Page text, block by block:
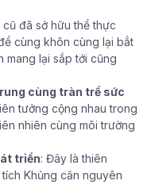
cũ đã sở hữu thể thực
cùng khôn cùng lại bắt
mang lại sắp tới cũng
cùng tràn trề sức
tưởng cộng nhau trong
nhiên cùng môi trường
triển: Đây là thiên
Khủng căn nguyên